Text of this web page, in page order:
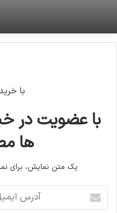
با
با عضویت در
ها
یک متن نمایش، برای
ایمیل